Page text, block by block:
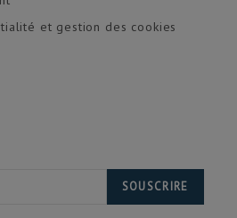
et gestion des cookies
SOUSCRIRE